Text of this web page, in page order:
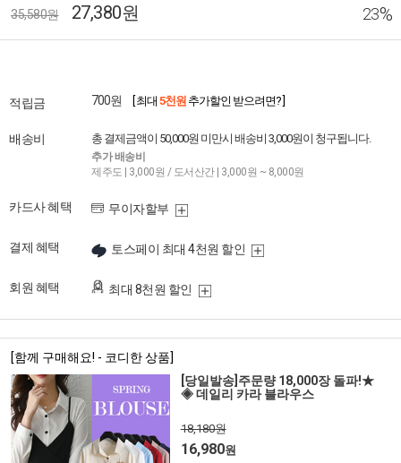
35,580원 27,380원 23%
적립금 700원 [ 최대 5천원 추가할인 받으려면? ]
배송비 총 결제금액이 50,000원 미만시 배송비 3,000원이 청구됩니다.
추가 배송비
제주도 | 3,000원 / 도서산간 | 3,000원 ~ 8,000원
카드사 혜택 무이자할부
결제 혜택 토스페이 최대 4천원 할인
회원 혜택 최대 8천원 할인
[함께 구매해요! - 코디한 상품]
[당일발송]주문량 18,000장 돌파!★
◈ 데일리 카라 블라우스
18,180원
16,980원